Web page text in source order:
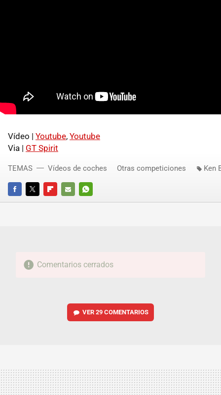
Vídeo | Youtube, Youtube
Via | GT Spirit
FACEBOOKTWITTERFLIPBOARD
E-
WHATSAPP
TEMAS Vídeos de coches Otras competiciones Ken
Comentarios cerrados
VER 29 COMENTARIOS